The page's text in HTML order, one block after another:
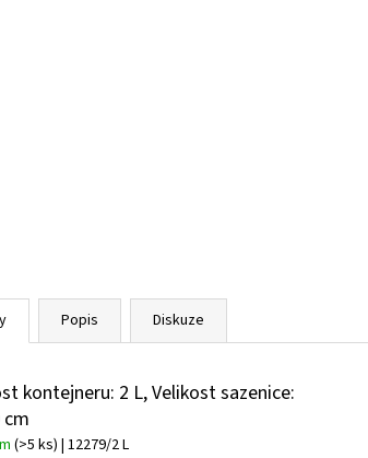
Popis Diskuze
kontejneru: 2 L, Velikost sazenice:
(>5 ks) | 12279/2 L
CALLUNA